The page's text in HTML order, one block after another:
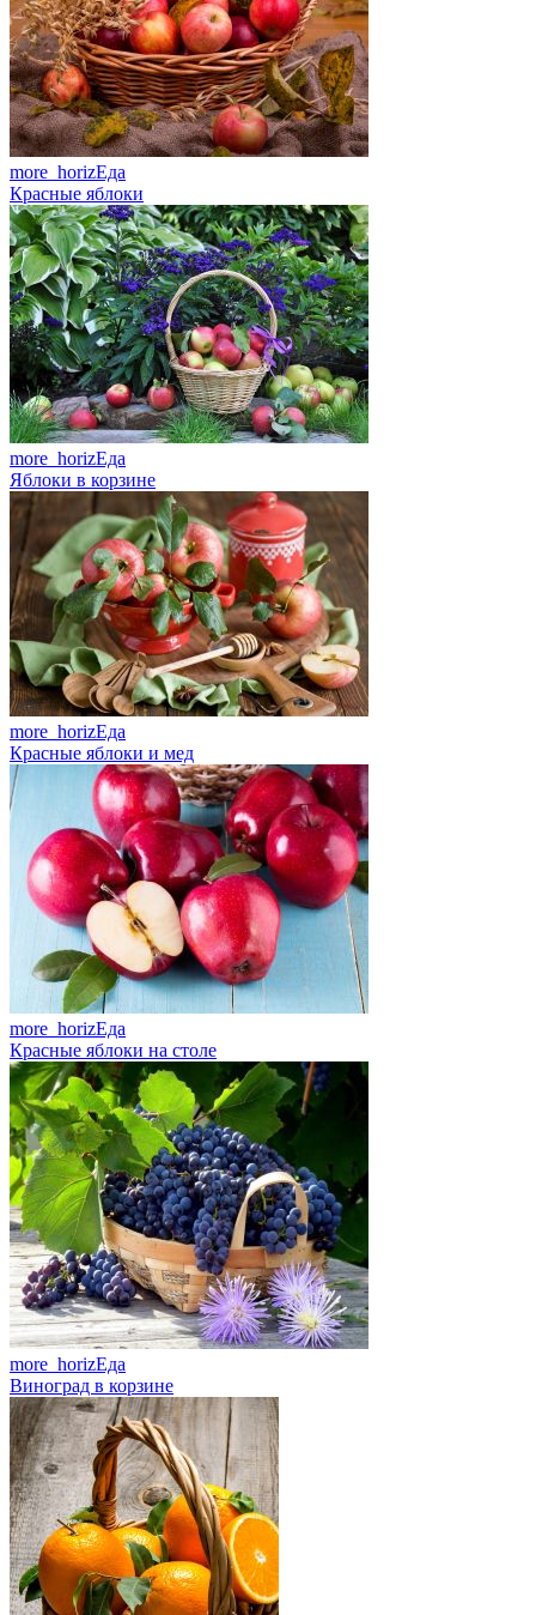
more_horizЕда
Красные яблоки
more_horizЕда
Яблоки в корзине
more_horizЕда
Красные яблоки и мед
more_horizЕда
Красные яблоки на столе
more_horizЕда
Виноград в корзине